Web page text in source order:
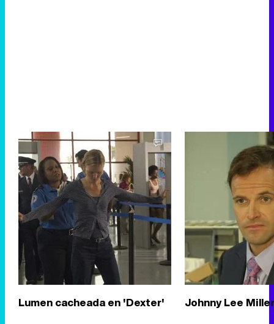
Lumen cacheada en 'Dexter' Johnny Lee Miller